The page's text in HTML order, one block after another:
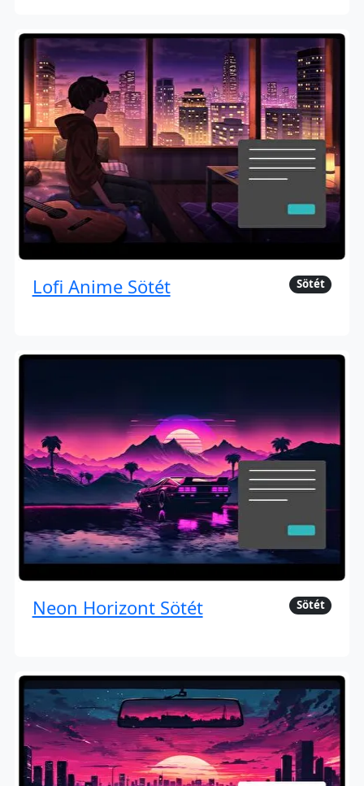
Lofi Anime Sötét Sötét
Neon Horizont Sötét Sötét